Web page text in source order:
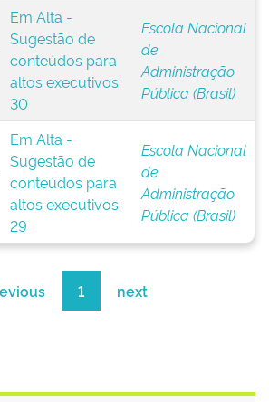
Em Alta -
Sugestão de
conteúdos para
altos executivos:
30
Escola Nacional
de
Administração
Pública (Brasil)
Em Alta -
Sugestão de
conteúdos para
altos executivos:
29
Escola Nacional
de
Administração
Pública (Brasil)
1 next